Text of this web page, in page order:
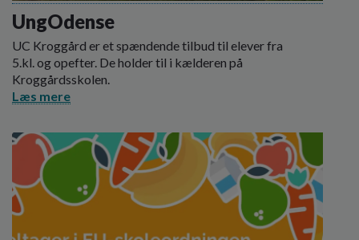
UngOdense
UC Kroggård er et spændende tilbud til elever fra
5.kl. og opefter. De holder til i kælderen på
Kroggårdsskolen.
Læs mere